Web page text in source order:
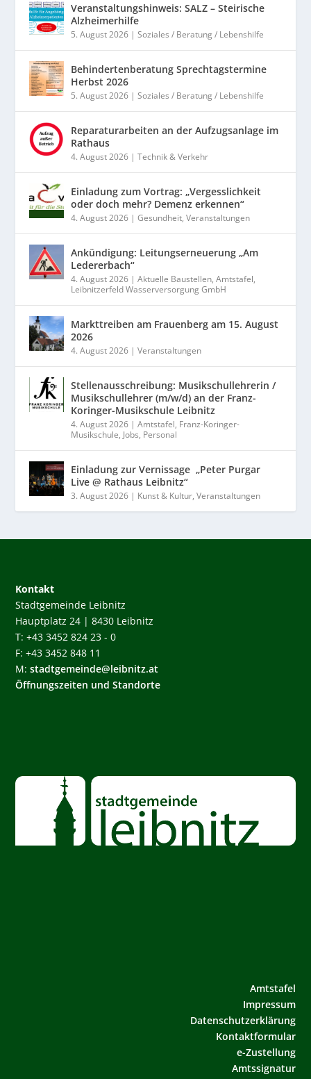
Veranstaltungshinweis: SALZ – Steirische
Alzheimerhilfe
5. August 2026 |Soziales / Beratung / Lebenshilfe
Behindertenberatung Sprechtagstermine
Herbst 2026
5. August 2026 |Soziales / Beratung / Lebenshilfe
Reparaturarbeiten an der Aufzugsanlage im
Rathaus
4. August 2026 |Technik & Verkehr
Einladung zum Vortrag: „Vergesslichkeit
oder doch mehr? Demenz erkennen“
4. August 2026 |Gesundheit,Veranstaltungen
Ankündigung: Leitungserneuerung „Am
Ledererbach“
4. August 2026 |Aktuelle Baustellen,Amtstafel,
Leibnitzerfeld Wasserversorgung GmbH
Markttreiben am Frauenberg am 15. August
2026
4. August 2026 |Veranstaltungen
Stellenausschreibung: Musikschullehrerin /
Musikschullehrer (m/w/d) an der Franz-
Koringer-Musikschule Leibnitz
4. August 2026 |Amtstafel, Franz-Koringer-
Musikschule, Jobs, Personal
Einladung zur Vernissage „Peter Purgar
Live @ Rathaus Leibnitz“
3. August 2026 | Kunst & Kultur,Veranstaltungen
Kontakt
Stadtgemeinde Leibnitz
Hauptplatz 24 | 8430 Leibnitz
T: +43 3452 824 23 - 0
F: +43 3452 848 11
M:stadtgemeinde@leibnitz.at
Öffnungszeiten und Standorte
Amtstafel
Impressum
Datenschutzerklärung
Kontaktformular
e-Zustellung
Amtssignatur